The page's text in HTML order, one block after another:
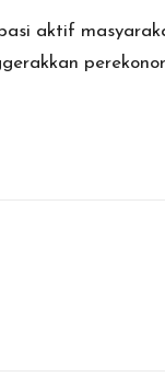
aktif